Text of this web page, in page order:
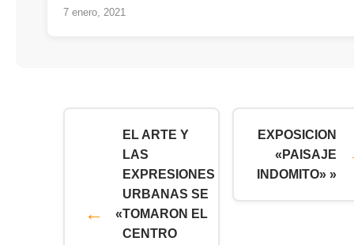
7 enero, 2021
«
EL ARTE Y
LAS
EXPRESIONES
URBANAS SE
TOMARON EL
CENTRO
EXPOSICION
«PAISAJE
INDOMITO» »